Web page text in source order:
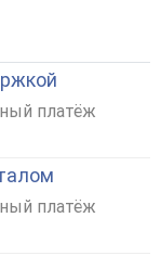
платёж
платёж